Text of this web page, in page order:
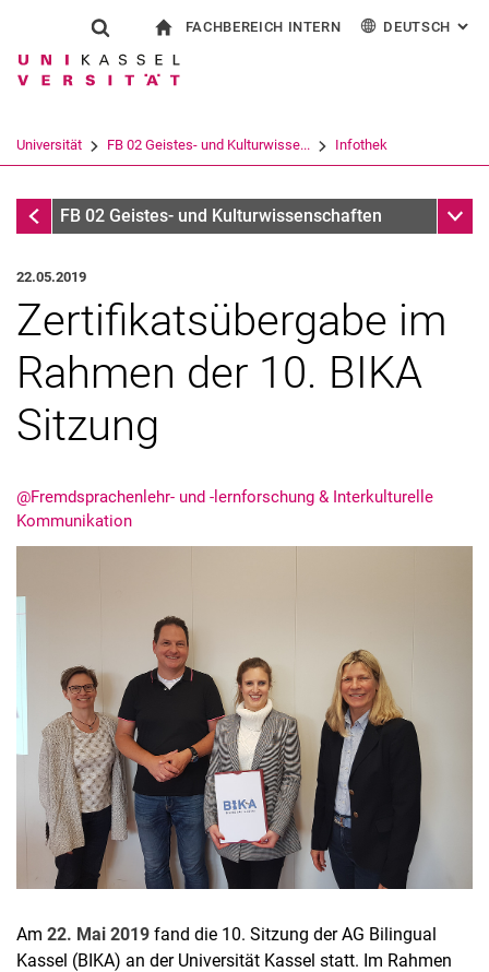
Springe direkt zu: Inhalt
Springe direkt zu: Suche
Springe direkt zu:
Suchformular
Suchbegriff
Suchen (öffnet externen Link in einem
FACHBEREICH INTERN DEUTSCH :
Universität FB 02 Geistes- und Kulturwisse... Infothek
InfothekFB 02 Geistes- und Kulturwissenschaften
22.05.2019
Zertifikatsübergabe im
Rahmen der 10. BIKA
Sitzung
@Fremdsprachenlehr- und -lernforschung & Interkulturelle
Kommunikation
Am 22. Mai 2019 fand die 10. Sitzung der AG Bilingual
Kassel (BIKA) an der Universität Kassel statt. Im Rahmen